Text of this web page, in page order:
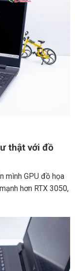
thật với đồ
mình GPU đồ họa
hơn RTX 3050,